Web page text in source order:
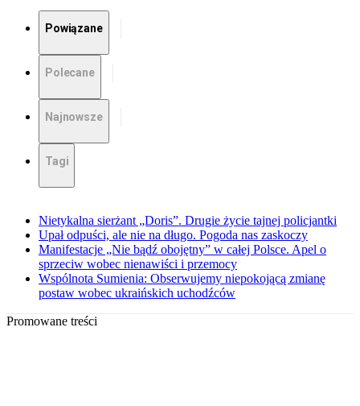
Powiązane
Polecane
Najnowsze
Tagi
Nietykalna sierżant „Doris”. Drugie życie tajnej policjantki
Upał odpuści, ale nie na długo. Pogoda nas zaskoczy
Manifestacje „Nie bądź obojętny” w całej Polsce. Apel o
sprzeciw wobec nienawiści i przemocy
Wspólnota Sumienia: Obserwujemy niepokojącą zmianę
postaw wobec ukraińskich uchodźców
Promowane treści